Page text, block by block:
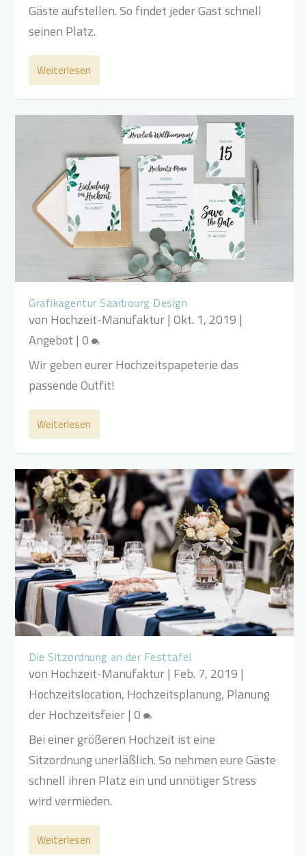
Gäste aufstellen. So findet jeder Gast schnell
seinen Platz.
Weiterlesen
Grafikagentur Saarbourg Design
von Hochzeit-Manufaktur|Okt. 1, 2019 |
Angebot |0
Wir geben eurer Hochzeitspapeterie das
passende Outfit!
Weiterlesen
Die Sitzordnung an der Festtafel
von Hochzeit-Manufaktur| Feb. 7, 2019 |
Hochzeitslocation, Hochzeitsplanung, Planung
der Hochzeitsfeier|0
Bei einer größeren Hochzeit ist eine
Sitzordnung unerläßlich. So nehmen eure Gäste
schnell ihren Platz ein und unnötiger Stress
wird vermieden.
Weiterlesen